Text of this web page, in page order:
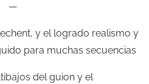
—
y el logrado realismo y
para muchas secuencias
del guion y el